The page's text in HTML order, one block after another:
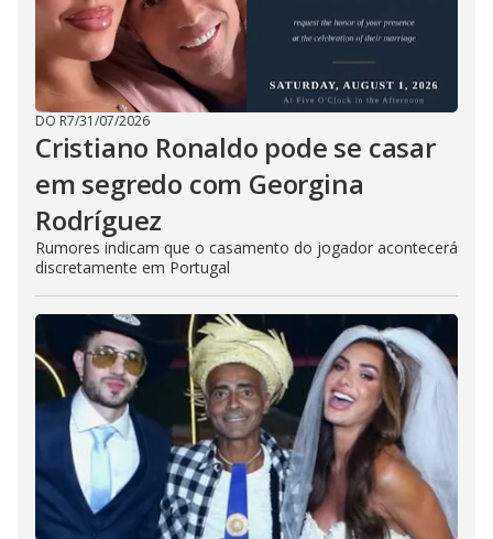
DO R7/31/07/2026
Cristiano Ronaldo pode se casar
em segredo com Georgina
Rodríguez
Rumores indicam que o casamento do jogador acontecerá
discretamente em Portugal